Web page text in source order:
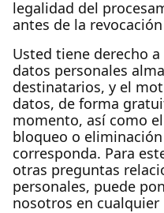
legalidad del
antes de la
Usted tiene derecho
datos personales
destinatarios, y el
datos, de forma
momento, así como
bloqueo o
corresponda. Para
otras preguntas
personales, puede
nosotros en